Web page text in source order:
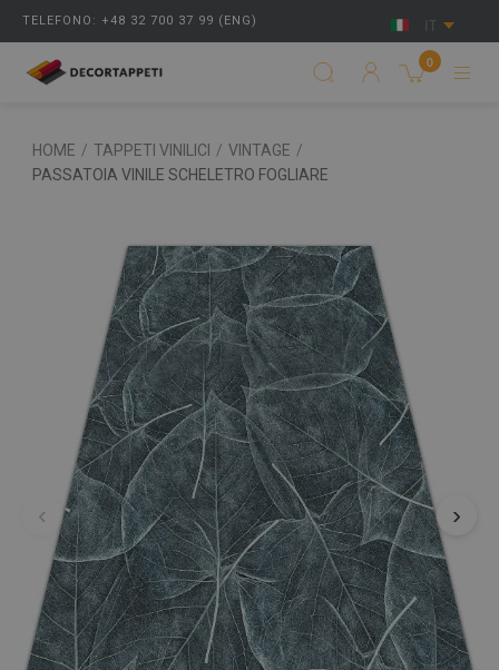
TELEFONO: +48 32 700 37 99 (ENG)
0
HOME / TAPPETI VINILICI / VINTAGE /
PASSATOIA VINILE SCHELETRO FOGLIARE
‹ ›